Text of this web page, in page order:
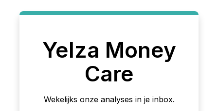
Yelza Money
Care
Wekelijks onze analyses in je inbox.